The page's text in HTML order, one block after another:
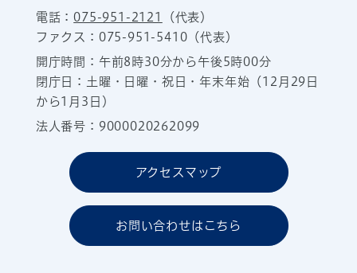
電話：075-951-2121
（代表）
ファクス：075-951-5410（代表）
開庁時間：午前8時30分から午後5時00分
閉庁日：土曜・日曜・祝日・年末年始（12月29日
から1月3日）
法人番号：9000020262099
アクセスマップ
お問い合わせはこちら